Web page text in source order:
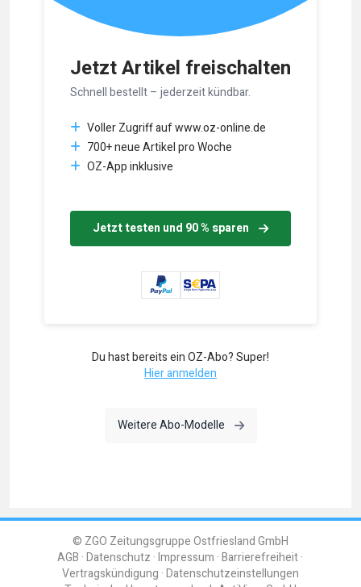
Jetzt Artikel freischalten
Schnell bestellt – jederzeit kündbar.
Voller Zugriff auf www.oz-online.de
700+ neue Artikel pro Woche
OZ-App inklusive
Jetzt testen und 90 % sparen
Du hast bereits ein OZ-Abo? Super!
Hier anmelden
Weitere Abo-Modelle
© ZGO Zeitungsgruppe Ostfriesland GmbH
AGB Datenschutz Impressum Barrierefreiheit
Vertragskündigung Datenschutzeinstellungen